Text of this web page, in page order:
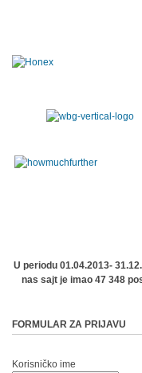
U periodu 01.04.2013-
nas sajt je imao 47 348
FORMULAR ZA PRIJAVU
Korisničko ime